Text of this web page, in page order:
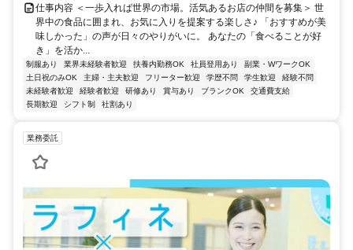
仕事内容 ＜一歩入れば世界の市場。活気あるお店の仲間を募集＞ 世
界中の食品に囲まれ、お気に入りを提案する楽しさ♪ 「おすすめが美
味しかった」の声が日々のやりがいに。 あなたの「食べることが好
き」を活か...
制服あり 業界未経験者歓迎 扶養内勤務OK 社員登用あり
副業・WワークOK
土日祝のみOK
主婦・主夫歓迎 フリーター歓迎 学歴不問 学生歓迎
経験不問
未経験者歓迎
経験者歓迎 研修あり 賞与あり ブランクOK
交通費支給
長期歓迎
シフト制 社割あり
業務委託